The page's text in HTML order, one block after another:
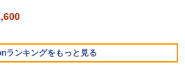
i5/16GB/SSD 512GB/ホワイト) FM
ランキングをもっと見る